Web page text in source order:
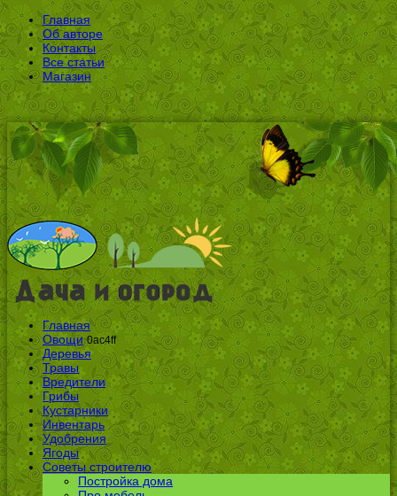
Главная
Об авторе
Контакты
Все статьи
Магазин
Главная
Овощи 0ac4ff
Деревья
Травы
Вредители
Грибы
Кустарники
Инвентарь
Удобрения
Ягоды
Советы строителю
Постройка дома